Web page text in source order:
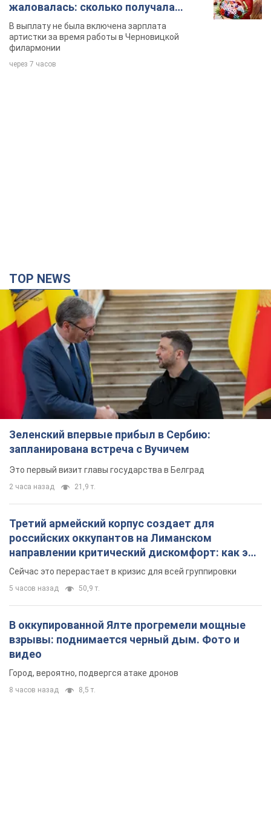
жаловалась: сколько получала
певица
В выплату не была включена зарплата
артистки за время работы в Черновицкой
филармонии
через 7 часов
TOP NEWS
Зеленский впервые прибыл в Сербию:
запланирована встреча с Вучичем
Это первый визит главы государства в Белград
2 часа назад 21,9 т.
Третий армейский корпус создает для
российских оккупантов на Лиманском
направлении критический дискомфорт: как это
удалось
Сейчас это перерастает в кризис для всей группировки
5 часов назад 50,9 т.
В оккупированной Ялте прогремели мощные
взрывы: поднимается черный дым. Фото и
видео
Город, вероятно, подвергся атаке дронов
8 часов назад 8,5 т.